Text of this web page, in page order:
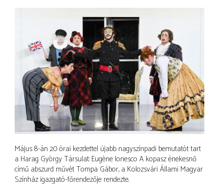
Május 8-án 20 órai kezdettel újabb nagyszínpadi bemutatót tart
a Harag György Társulat: Eugène Ionesco A kopasz énekesnő
című abszurd művét Tompa Gábor, a Kolozsvári Állami Magyar
Színház igazgató-főrendezője rendezte.